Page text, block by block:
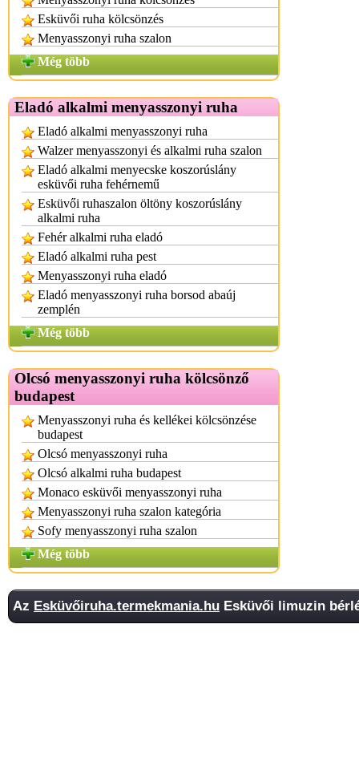
Esküvői ruha kölcsönzés
Menyasszonyi ruha szalon
Még több
Eladó alkalmi menyasszonyi ruha
Eladó alkalmi menyasszonyi ruha
Walzer menyasszonyi és alkalmi ruha szalon
Eladó alkalmi menyecske koszorúslány
esküvői ruha fehérnemű
Esküvői ruhaszalon öltöny koszorúslány
alkalmi ruha
Fehér alkalmi ruha eladó
Eladó alkalmi ruha pest
Menyasszonyi ruha eladó
Eladó menyasszonyi ruha borsod abaúj
zemplén
Még több
Olcsó menyasszonyi ruha kölcsönző
budapest
Menyasszonyi ruha és kellékei kölcsönzése
budapest
Olcsó menyasszonyi ruha
Olcsó alkalmi ruha budapest
Monaco esküvői menyasszonyi ruha
Menyasszonyi ruha szalon kategória
Sofy menyasszonyi ruha szalon
Még több
Az Esküvőiruha.termekmania.hu Esküvői limuzin